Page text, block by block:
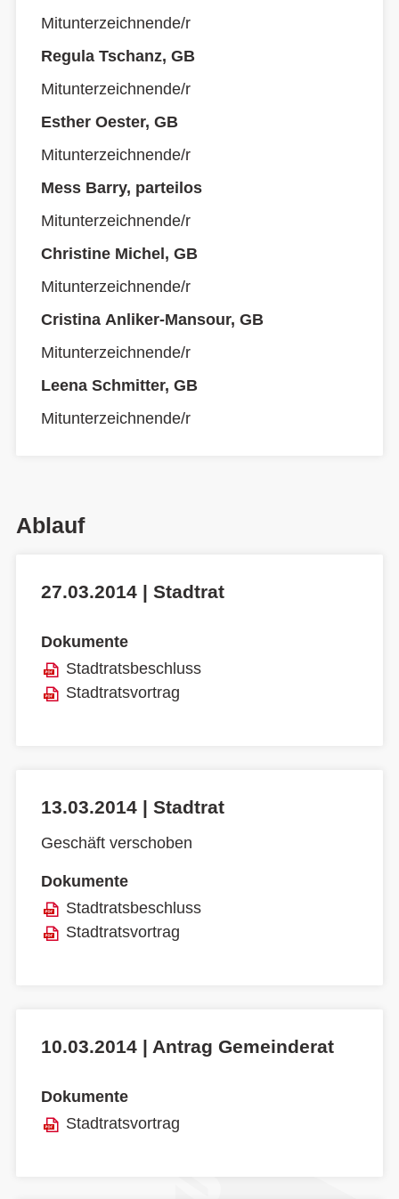
Mitunterzeichnende/r
Regula Tschanz, GB
Mitunterzeichnende/r
Esther Oester, GB
Mitunterzeichnende/r
Mess Barry, parteilos
Mitunterzeichnende/r
Christine Michel, GB
Mitunterzeichnende/r
Cristina Anliker-Mansour, GB
Mitunterzeichnende/r
Leena Schmitter, GB
Mitunterzeichnende/r
Ablauf
27.03.2014 | Stadtrat
Dokumente
Stadtratsbeschluss
Stadtratsvortrag
13.03.2014 | Stadtrat
Geschäft verschoben
Dokumente
Stadtratsbeschluss
Stadtratsvortrag
10.03.2014 | Antrag Gemeinderat
Dokumente
Stadtratsvortrag